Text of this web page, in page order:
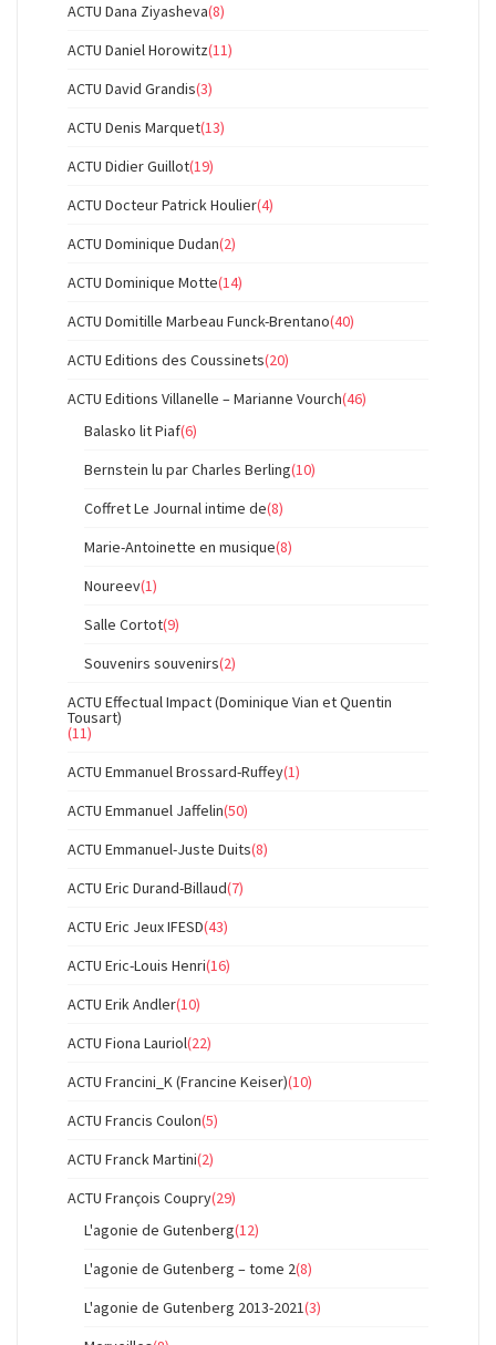
ACTU Dana Ziyasheva(8)
ACTU Daniel Horowitz(11)
ACTU David Grandis(3)
ACTU Denis Marquet(13)
ACTU Didier Guillot(19)
ACTU Docteur Patrick Houlier(4)
ACTU Dominique Dudan(2)
ACTU Dominique Motte(14)
ACTU Domitille Marbeau Funck-Brentano(40)
ACTU Editions des Coussinets(20)
ACTU Editions Villanelle – Marianne Vourch(46)
Balasko lit Piaf(6)
Bernstein lu par Charles Berling(10)
Coffret Le Journal intime de(8)
Marie-Antoinette en musique(8)
Noureev(1)
Salle Cortot(9)
Souvenirs souvenirs(2)
ACTU Effectual Impact (Dominique Vian et Quentin
Tousart)
(11)
ACTU Emmanuel Brossard-Ruffey(1)
ACTU Emmanuel Jaffelin(50)
ACTU Emmanuel-Juste Duits(8)
ACTU Eric Durand-Billaud(7)
ACTU Eric Jeux IFESD(43)
ACTU Eric-Louis Henri(16)
ACTU Erik Andler(10)
ACTU Fiona Lauriol(22)
ACTU Francini_K (Francine Keiser)(10)
ACTU Francis Coulon(5)
ACTU Franck Martini(2)
ACTU François Coupry(29)
L'agonie de Gutenberg(12)
L'agonie de Gutenberg – tome 2(8)
L'agonie de Gutenberg 2013-2021(3)